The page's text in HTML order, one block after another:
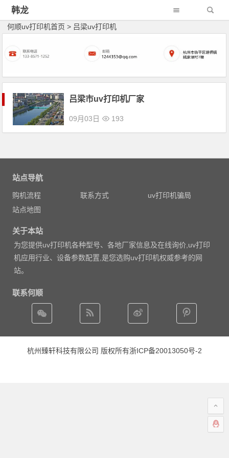
韩龙
何顺uv打印机首页 > 吕梁uv打印机
吕梁市uv打印机厂家
09月03日 193
站点导航
购机流程 联系方式
uv打印机骗局
站点地图
关于本站
为您提供uv打印机各种型号、各地厂家信息及在线询价,uv打印
机应用行业、设备参数配置,是您选购uv打印机权威参考的网
站。
联系何顺
杭州臻轩科技有限公司 版权所有浙ICP备20013050号-2